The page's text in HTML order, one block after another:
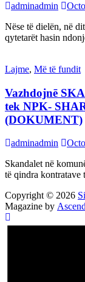
adminadmin
Nëse të dielën, në
qytetarët hasin
Lajme, Më të fundit
Vazhdojnē
tek NPK-
(DOKUMENT)
adminadmin
Skandalet në
të qindra
Copyright © 2026
Magazine by